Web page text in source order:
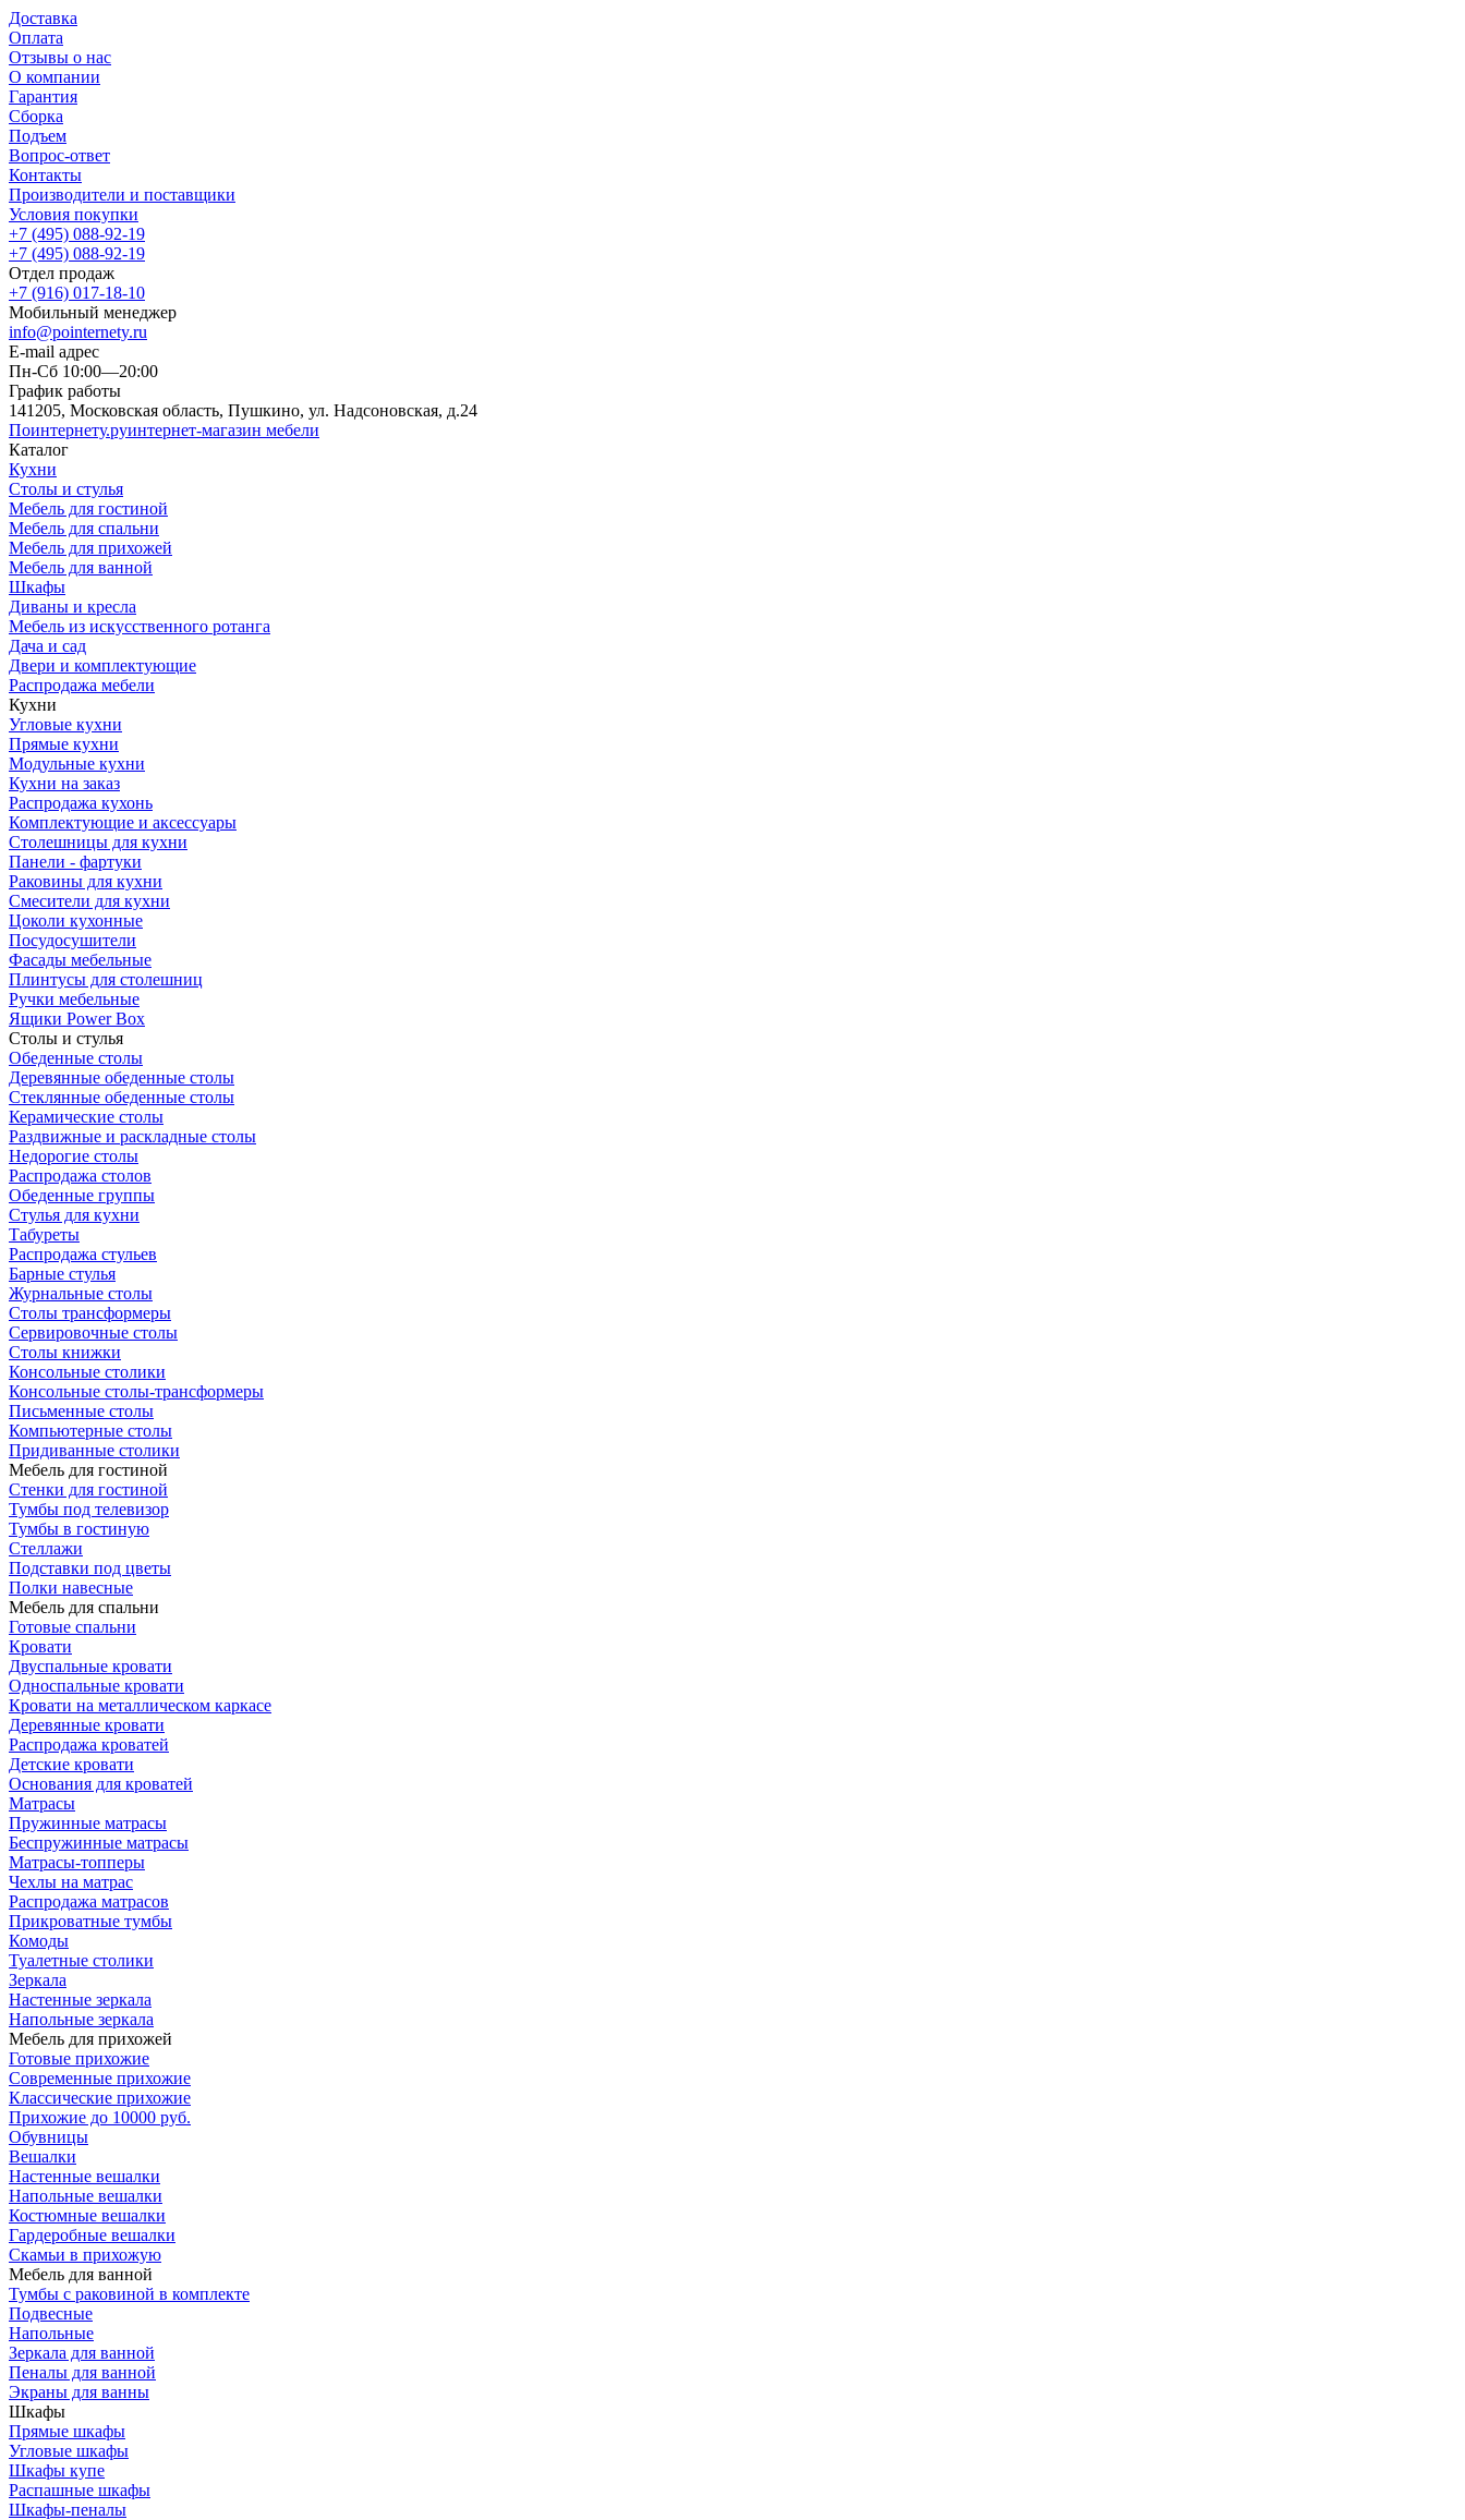
Доставка
Оплата
Отзывы о нас
О компании
Гарантия
Сборка
Подъем
Вопрос-ответ
Контакты
Производители и поставщики
Условия покупки
+7 (495) 088-92-19
+7 (495) 088-92-19
Отдел продаж
+7 (916) 017-18-10
Мобильный менеджер
info@pointernety.ru
E-mail адрес
Пн-Сб 10:00—20:00
График работы
141205, Московская область, Пушкино, ул. Надсоновская, д.24
Поинтернету.руинтернет-магазин мебели
Каталог
Кухни
Столы и стулья
Мебель для гостиной
Мебель для спальни
Мебель для прихожей
Мебель для ванной
Шкафы
Диваны и кресла
Мебель из искусственного ротанга
Дача и сад
Двери и комплектующие
Распродажа мебели
Кухни
Угловые кухни
Прямые кухни
Модульные кухни
Кухни на заказ
Распродажа кухонь
Комплектующие и аксессуары
Столешницы для кухни
Панели - фартуки
Раковины для кухни
Смесители для кухни
Цоколи кухонные
Посудосушители
Фасады мебельные
Плинтусы для столешниц
Ручки мебельные
Ящики Power Box
Столы и стулья
Обеденные столы
Деревянные обеденные столы
Стеклянные обеденные столы
Керамические столы
Раздвижные и раскладные столы
Недорогие столы
Распродажа столов
Обеденные группы
Стулья для кухни
Табуреты
Распродажа стульев
Барные стулья
Журнальные столы
Столы трансформеры
Сервировочные столы
Столы книжки
Консольные столики
Консольные столы-трансформеры
Письменные столы
Компьютерные столы
Придиванные столики
Мебель для гостиной
Стенки для гостиной
Тумбы под телевизор
Тумбы в гостиную
Стеллажи
Подставки под цветы
Полки навесные
Мебель для спальни
Готовые спальни
Кровати
Двуспальные кровати
Односпальные кровати
Кровати на металлическом каркасе
Деревянные кровати
Распродажа кроватей
Детские кровати
Основания для кроватей
Матрасы
Пружинные матрасы
Беспружинные матрасы
Матрасы-топперы
Чехлы на матрас
Распродажа матрасов
Прикроватные тумбы
Комоды
Туалетные столики
Зеркала
Настенные зеркала
Напольные зеркала
Мебель для прихожей
Готовые прихожие
Современные прихожие
Классические прихожие
Прихожие до 10000 руб.
Обувницы
Вешалки
Настенные вешалки
Напольные вешалки
Костюмные вешалки
Гардеробные вешалки
Скамьи в прихожую
Мебель для ванной
Тумбы c раковиной в комплекте
Подвесные
Напольные
Зеркала для ванной
Пеналы для ванной
Экраны для ванны
Шкафы
Прямые шкафы
Угловые шкафы
Шкафы купе
Распашные шкафы
Шкафы-пеналы